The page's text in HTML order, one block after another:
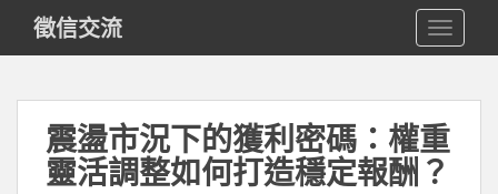
i
徵信交流
震盪市況下的獲利密碼：權重
靈活調整如何打造穩定報酬？